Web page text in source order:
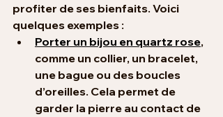
profiter de ses bienfaits. Voici
quelques exemples :
Porter un bijou en quartz rose,
comme un collier, un bracelet,
une bague ou des boucles
d’oreilles. Cela permet de
garder la pierre au contact de